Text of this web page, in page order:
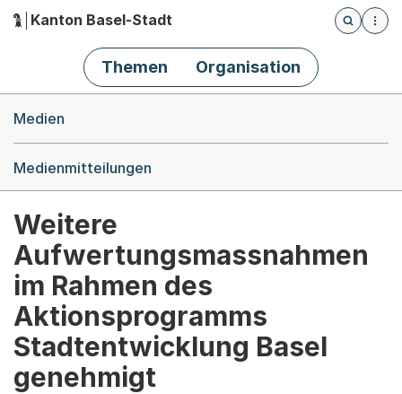
Hauptnavigation
Kanton Basel-Stadt
Öffnet
Themen Organisation
Medien
Medienmitteilungen
Weitere
Aufwertungsmassnahmen
im Rahmen des
Aktionsprogramms
Stadtentwicklung Basel
genehmigt